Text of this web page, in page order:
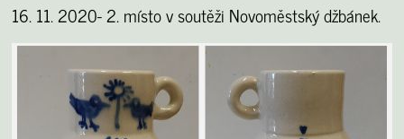
16. 11. 2020- 2. místo v soutěži Novoměstský džbánek.